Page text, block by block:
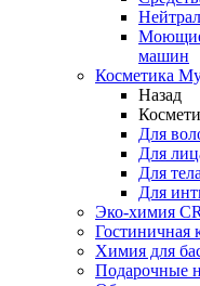
Моющие
машин
Косметика
Назад
Для
Для
Для тела
Для
Эко-химия
Гостиничная
Химия для
Подарочные